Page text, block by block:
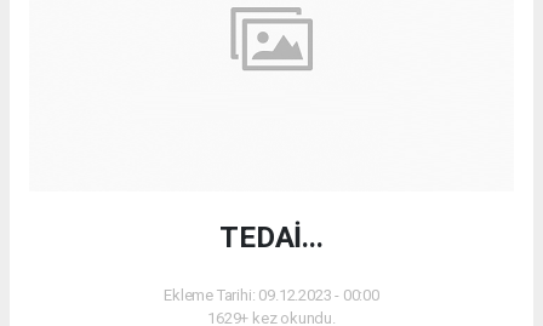
TEDAİ...
Ekleme Tarihi: 09.12.2023 - 00:00
1629+ kez okundu.